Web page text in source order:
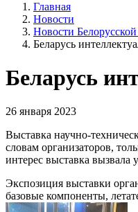
Главная
Новости
Новости
Беларусь
Беларусь
26 января 2023
Выставка научно-
словам организаторов,
интерес выставка
Экспозиция выставки
базовые компоненты,